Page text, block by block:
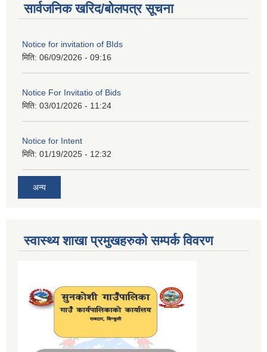
सार्वजनिक खरिद/बोलपत्र सूचना
Notice for invitation of BIds
मिति: 06/09/2026 - 09:16
Notice For Invitatio of Bids
मिति: 03/01/2026 - 11:24
Notice for Intent
मिति: 01/19/2025 - 12:32
अन्य
स्वास्थ्य शाखा प्रमुखहरुको सम्पर्क विवरण